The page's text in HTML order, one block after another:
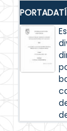
PORTADA